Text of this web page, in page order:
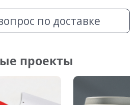
по доставке
проекты